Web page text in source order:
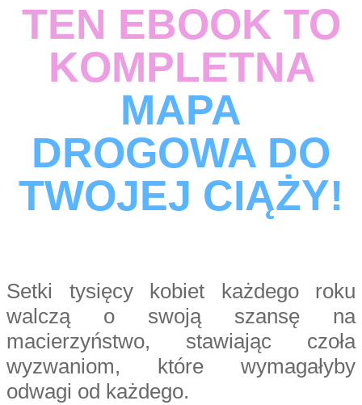
TEN EBOOK TO
KOMPLETNA
MAPA
DROGOWA DO
TWOJEJ CIĄŻY!
Setki tysięcy kobiet każdego roku
walczą o swoją szansę na
macierzyństwo, stawiając czoła
wyzwaniom, które wymagałyby
odwagi od każdego.